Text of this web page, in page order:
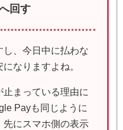
回す
し、今日中に払わな
なりますよね。
まっている理由に
Payも同じように
にスマホ側の表示